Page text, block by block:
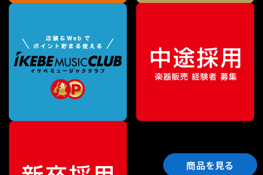
商品を見る